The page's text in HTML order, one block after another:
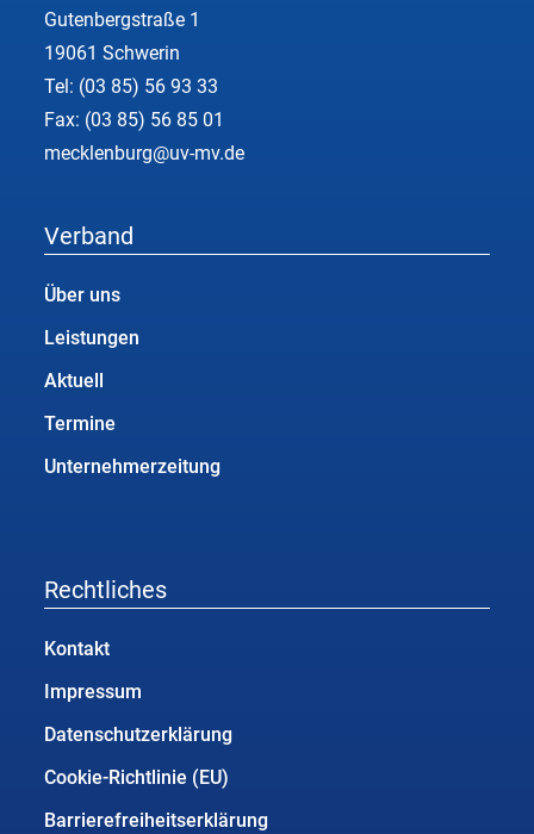
Gutenbergstraße 1
19061 Schwerin
Tel: (03 85) 56 93 33
Fax: (03 85) 56 85 01
mecklenburg@uv-mv.de
Verband
Über uns
Leistungen
Aktuell
Termine
Unternehmerzeitung
Rechtliches
Kontakt
Impressum
Datenschutzerklärung
Cookie-Richtlinie (EU)
Barrierefreiheitserklärung